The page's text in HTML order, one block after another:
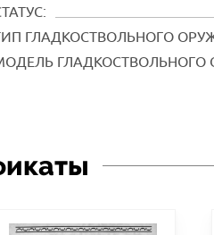
ГЛАДКОСТВОЛЬНОГО
ГЛАДКОСТВОЛЬНОГО